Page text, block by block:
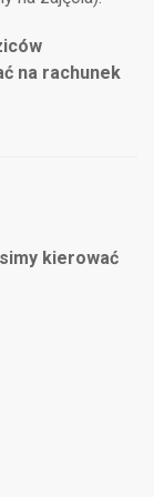
na rachunek
kierować